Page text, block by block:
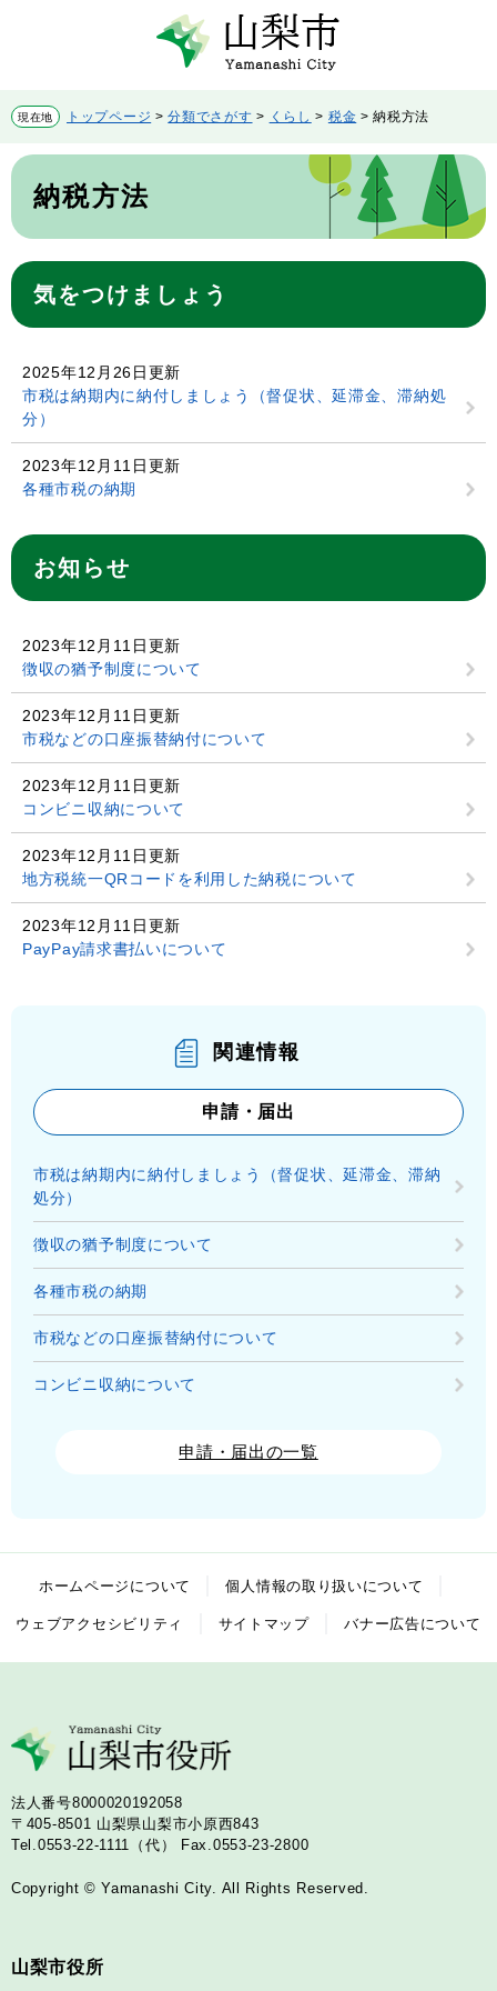
先
頭
す。
を
飛
し
本
へ
現在地 トップページ >分類でさがす > くらし > 税金 >納税方法
本
納税方法
気をつけましょう
2025年12月26日更新
市税は納期内に納付しましょう（督促状、延滞金、滞納処
分）
2023年12月11日更新
各種市税の納期
お知らせ
2023年12月11日更新
徴収の猶予制度について
2023年12月11日更新
市税などの口座振替納付について
2023年12月11日更新
コンビニ収納について
2023年12月11日更新
地方税統一QRコードを利用した納税について
2023年12月11日更新
PayPay請求書払いについて
関連情報
申請・届出
市税は納期内に納付しましょう（督促状、延滞金、滞納
処分）
徴収の猶予制度について
各種市税の納期
市税などの口座振替納付について
コンビニ収納について
申請・届出の一覧
ホームページについて 個人情報の取り扱いについて
ウェブアクセシビリティ サイトマップ バナー広告について
法人番号8000020192058
〒405-8501 山梨県山梨市小原西843
Tel.0553-22-1111（代）
Fax.0553-23-2800
Copyright © Yamanashi City. All Rights Reserved.
山梨市役所